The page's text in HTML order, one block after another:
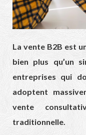
La vente B2B est
bien plus qu’un
entreprises qui
adoptent
vente
traditionnelle.